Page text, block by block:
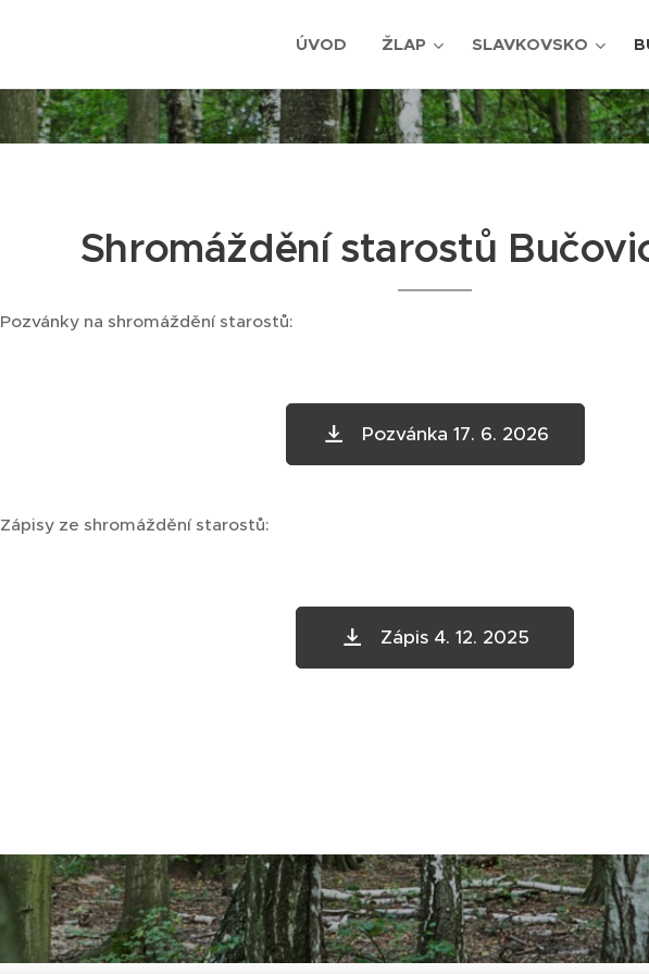
ÚVOD ŽLAP SLAVKOVSKO
Shromáždění starostů
Pozvánky na shromáždění starostů:
Pozvánka 17. 6. 2026
Zápisy ze shromáždění starostů:
Zápis 4. 12. 2025